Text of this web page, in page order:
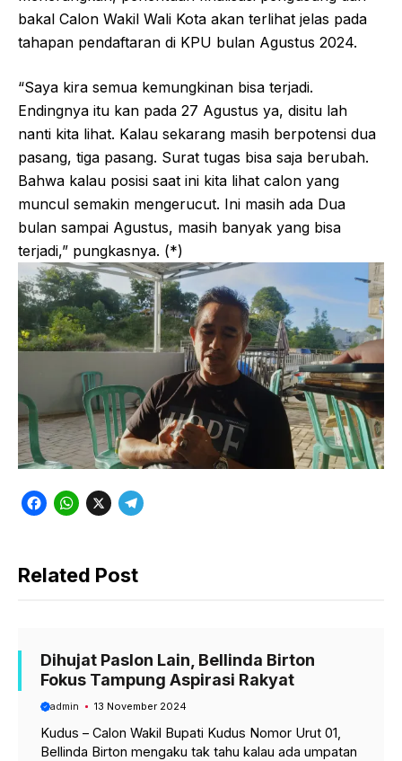
bakal Calon Wakil Wali Kota akan terlihat jelas pada
tahapan pendaftaran di KPU bulan Agustus 2024.
“Saya kira semua kemungkinan bisa terjadi.
Endingnya itu kan pada 27 Agustus ya, disitu lah
nanti kita lihat. Kalau sekarang masih berpotensi dua
pasang, tiga pasang. Surat tugas bisa saja berubah.
Bahwa kalau posisi saat ini kita lihat calon yang
muncul semakin mengerucut. Ini masih ada Dua
bulan sampai Agustus, masih banyak yang bisa
terjadi,” pungkasnya. (*)
F
e
W
t
p
p
X
T
e
a
m
Related Post
Dihujat Paslon Lain, Bellinda Birton
Fokus Tampung Aspirasi Rakyat
admin 13 November 2024
Kudus – Calon Wakil Bupati Kudus Nomor Urut 01,
Bellinda Birton mengaku tak tahu kalau ada umpatan